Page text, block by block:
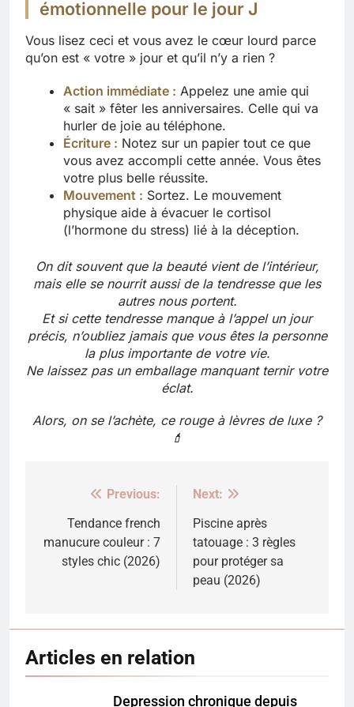
émotionnelle pour le jour J
Vous lisez ceci et vous avez le cœur lourd parce
qu’on est « votre » jour et qu’il n’y a rien ?
Action immédiate : Appelez une amie qui
« sait » fêter les anniversaires. Celle qui va
hurler de joie au téléphone.
Écriture : Notez sur un papier tout ce que
vous avez accompli cette année. Vous êtes
votre plus belle réussite.
Mouvement : Sortez. Le mouvement
physique aide à évacuer le cortisol
(l’hormone du stress) lié à la déception.
On dit souvent que la beauté vient de l’intérieur,
mais elle se nourrit aussi de la tendresse que les
autres nous portent.
Et si cette tendresse manque à l’appel un jour
précis, n’oubliez jamais que vous êtes la personne
la plus importante de votre vie.
Ne laissez pas un emballage manquant ternir votre
éclat.
Alors, on se l’achète, ce rouge à lèvres de luxe ?
💄
Navigation
l’article
Previous:
Tendance french
manucure couleur : 7
styles chic (2026)
Next:
Piscine après
tatouage : 3 règles
pour protéger sa
peau (2026)
Articles en relation
Depression chronique depuis